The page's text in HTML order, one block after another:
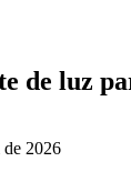
de luz
de 2026